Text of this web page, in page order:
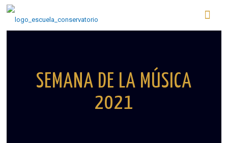
SEMANA DE LA MÚSICA
2021